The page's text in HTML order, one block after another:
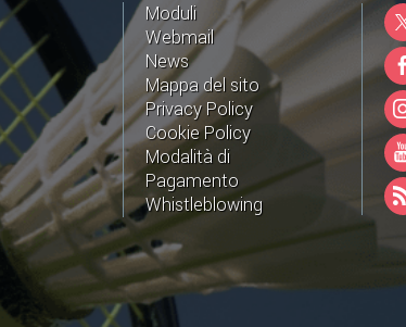
Moduli
Webmail
News
Mappa del sito
Privacy Policy
Cookie Policy
Modalità di
Pagamento
Whistleblowing